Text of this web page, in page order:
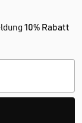
10% Rabatt